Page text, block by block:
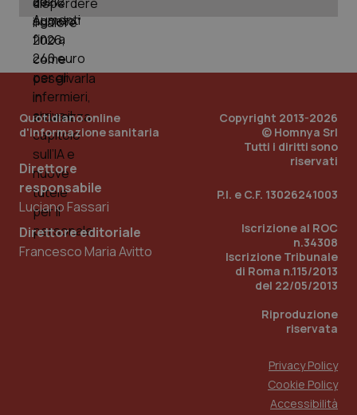
Quotidiano online
d'informazione sanitaria
Direttore
responsabile
Luciano Fassari
Direttore editoriale
Francesco Maria Avitto
Copyright 2013-2026
© Homnya Srl
Tutti i diritti sono
riservati
P.I. e C.F. 13026241003
Iscrizione al ROC
n.34308
Iscrizione Tribunale
di Roma n.115/2013
del 22/05/2013
Riproduzione
riservata
Privacy Policy
Cookie Policy
Accessibilità
www.quotidianosanita.it